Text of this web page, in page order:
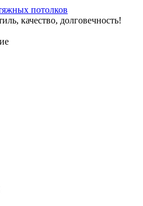
качество, долговечность!